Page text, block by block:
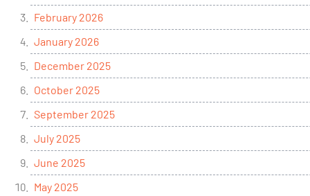
February 2026
January 2026
December 2025
October 2025
September 2025
July 2025
June 2025
May 2025